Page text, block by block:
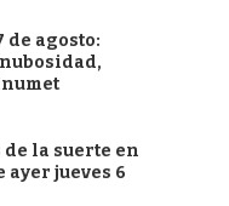
de agosto:
la suerte en
ayer jueves 6